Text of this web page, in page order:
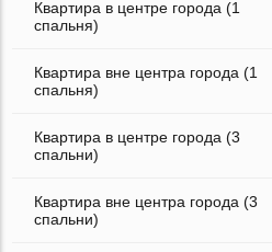
Квартира в центре города (1
спальня)
Квартира вне центра города (1
спальня)
Квартира в центре города (3
спальни)
Квартира вне центра города (3
спальни)